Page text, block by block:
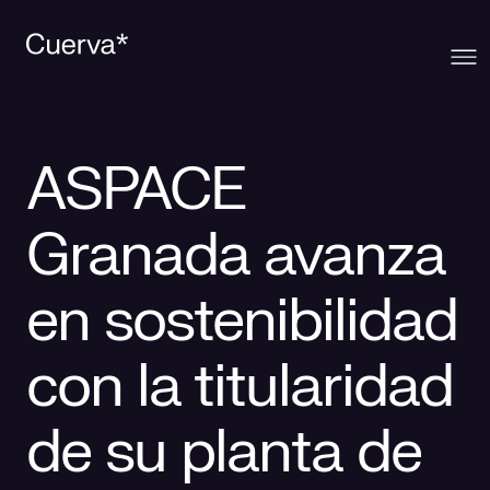
La mirada Cuerva
Trabaja en Cuerva
Prensa
Qué ofrecemos
Distribución
Smart Services
Smart Solutions
Innovación
Comunidad
Blog
Recursos
Contacto
ASPACE
Granada avanza
en sostenibilidad
con la titularidad
de su planta de